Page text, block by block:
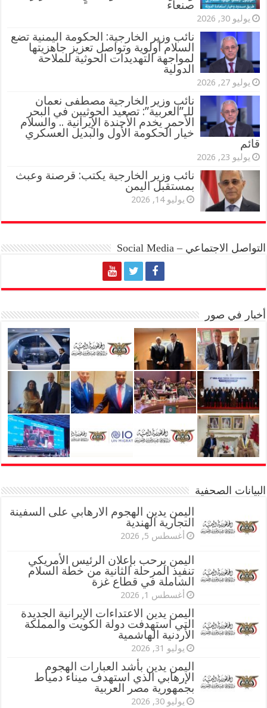
صنعاء
يوليو 30, 2026
نائب وزير الخارجية: الحكومة اليمنية تضع
السلام أولوية وتواصل تعزيز جاهزيتها
لمواجهة التهديدات الحوثية للملاحة
الدولية
يوليو 27, 2026
نائب وزير الخارجية مصطفى نعمان
للـ”العربية”: تصعيد الحوثيين في البحر
الأحمر يخدم الأجندة الإيرانية .. والسلام
خيار الحكومة الأول والبديل العسكري
قائم
يوليو 23, 2026
نائب وزير الخارجية يكتب: قرصنة وعبث
بمستقبل اليمن
يوليو 14, 2026
التواصل الاجتماعي – Social Media
أخبار في صور
البيانات الصحفية
اليمن يدين الهجوم الارهابي على السفينة
التجارية الهندية
أغسطس 5, 2026
اليمن يرحب بإعلان الرئيس الأمريكي
تنفيذ المرحلة الثانية من خطة السلام
الشاملة في قطاع غزة
أغسطس 1, 2026
اليمن يدين الاعتداءات الإيرانية الجديدة
التي استهدفت دولة الكويت والمملكة
الأردنية الهاشمية
يوليو 31, 2026
اليمن يدين بأشد العبارات الهجوم
الإرهابي الذي استهدف ميناء دمياط
بجمهورية مصر العربية
يوليو 30, 2026